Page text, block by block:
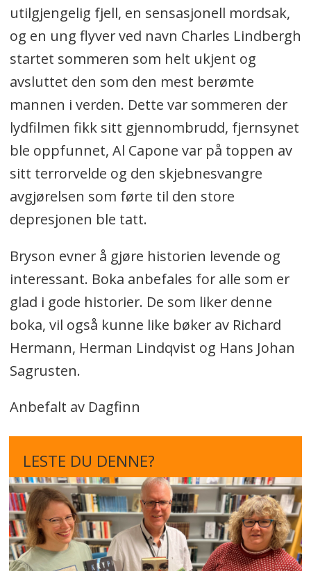
utilgjengelig fjell, en sensasjonell mordsak,
og en ung flyver ved navn Charles Lindbergh
startet sommeren som helt ukjent og
avsluttet den som den mest berømte
mannen i verden. Dette var sommeren der
lydfilmen fikk sitt gjennombrudd, fjernsynet
ble oppfunnet, Al Capone var på toppen av
sitt terrorvelde og den skjebnesvangre
avgjørelsen som førte til den store
depresjonen ble tatt.
Bryson evner å gjøre historien levende og
interessant. Boka anbefales for alle som er
glad i gode historier. De som liker denne
boka, vil også kunne like bøker av Richard
Hermann, Herman Lindqvist og Hans Johan
Sagrusten.
Anbefalt av Dagfinn
LESTE DU DENNE?